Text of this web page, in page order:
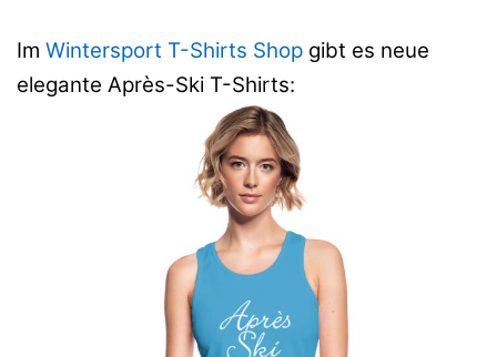
Im Wintersport T-Shirts Shop gibt es neue
elegante Après-Ski T-Shirts: